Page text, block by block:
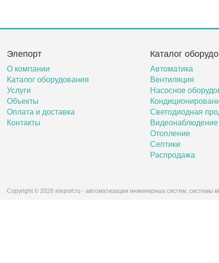
Элепорт
О компании
Каталог оборудования
Услуги
Объекты
Оплата и доставка
Контакты
Каталог
Автоматика
Вентиляция
Насосное
Светодиодная
Видеонаблюдение
Отопление
Септики
Распродажа
Copyright © 2026 eleport.ru - автоматизация инженерных систем, системы